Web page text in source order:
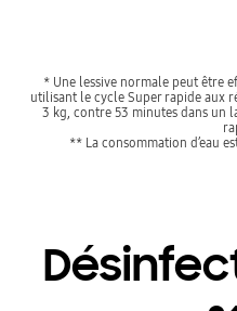
* Une lessive normale peut être
utilisant le cycle Super rapide aux
3 kg, contre 53 minutes dans un
** La consommation d’eau